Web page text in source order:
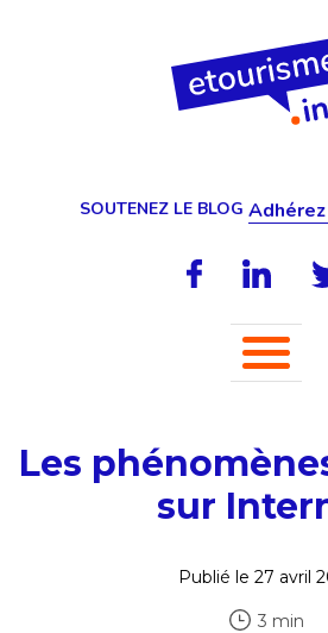
SOUTENEZ LE BLOG
Les
sur
Publié le 27 avril
3 min